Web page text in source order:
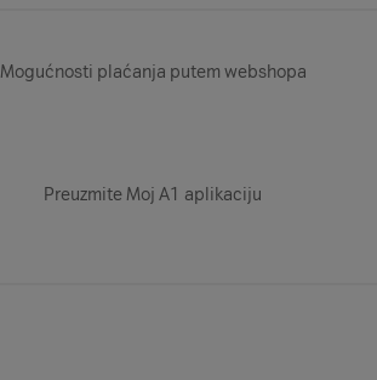
Mogućnosti plaćanja putem webshopa
Preuzmite Moj A1 aplikaciju